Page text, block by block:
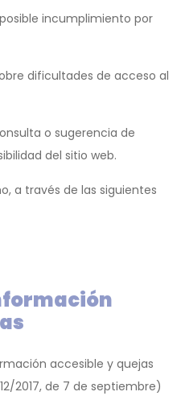
incumplimiento por
dificultades de acceso al
o sugerencia de
del sitio web.
a través de las siguientes
accesible y quejas
2017, de 7 de septiembre)